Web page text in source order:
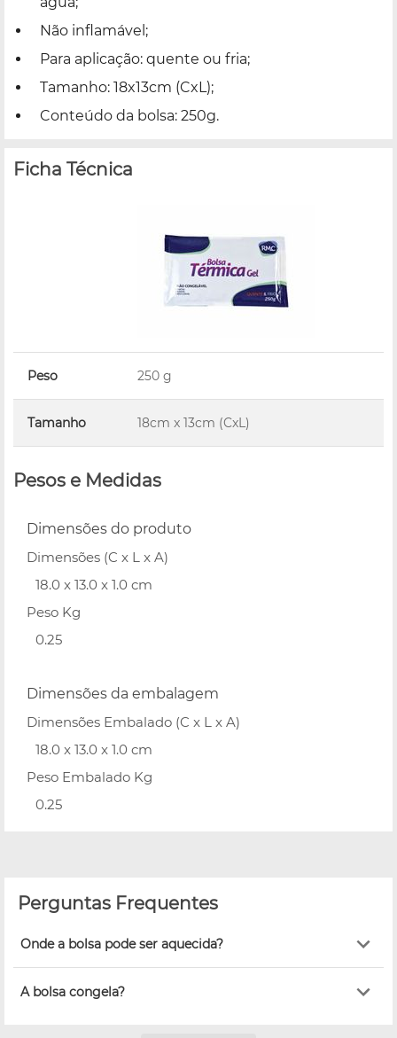
Não inflamável;
Para aplicação: quente ou fria;
Tamanho: 18x13cm (CxL);
Conteúdo da bolsa: 250g.
Ficha Técnica
Peso 250 g
Tamanho 18cm x 13cm (CxL)
Pesos e Medidas
Dimensões do produto
Dimensões (C x L x A)
18.0 x 13.0 x 1.0 cm
Peso Kg
0.25
Dimensões da embalagem
Dimensões Embalado (C x L x A)
18.0 x 13.0 x 1.0 cm
Peso Embalado Kg
0.25
Perguntas Frequentes
Onde a bolsa pode ser aquecida?
A bolsa congela?